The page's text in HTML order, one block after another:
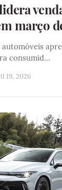
março
automóveis
consumid…
19, 2026